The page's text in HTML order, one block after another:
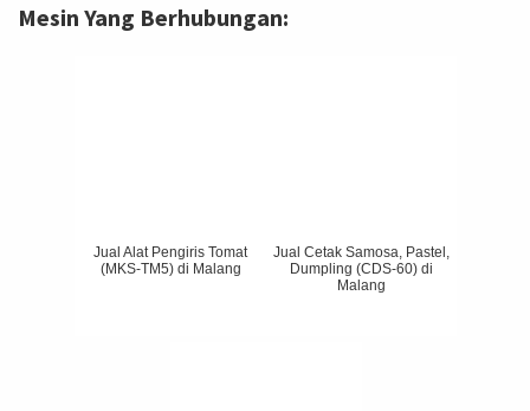
Mesin Yang Berhubungan:
Jual Alat Pengiris Tomat
(MKS-TM5) di Malang
Jual Cetak Samosa, Pastel,
Dumpling (CDS-60) di
Malang